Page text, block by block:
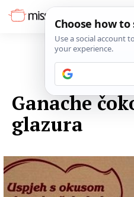
Ganache
glazura